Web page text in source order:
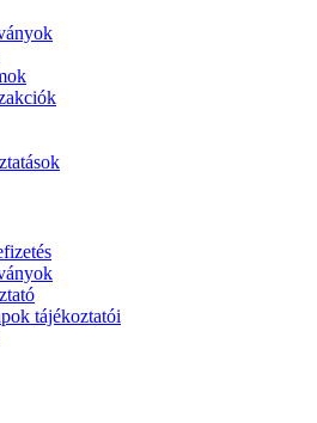
tájékoztatói